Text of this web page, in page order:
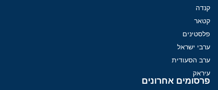
קנדה
קטאר
פלסטינים
ערבי ישראל
ערב הסעודית
עיראק
פרסומים אחרונים